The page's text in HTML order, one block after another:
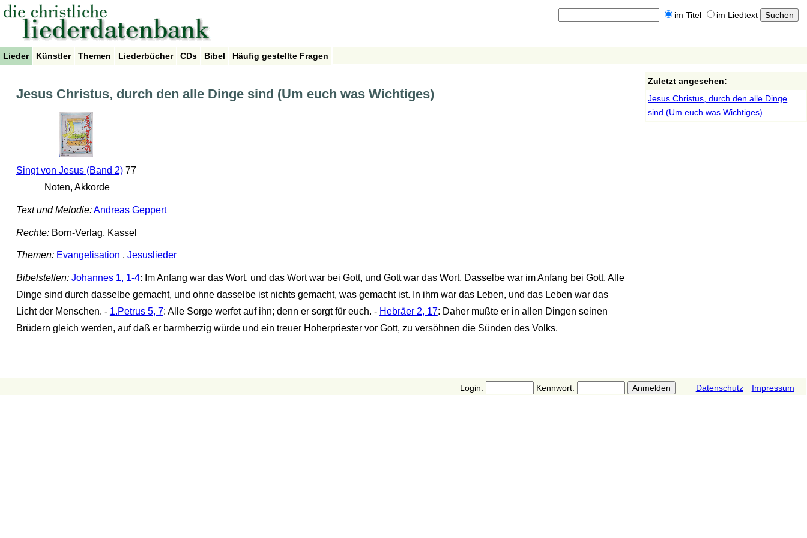
im Titel im Liedtext
Lieder Künstler Themen Liederbücher CDs Bibel Häufig gestellte Fragen
Jesus Christus, durch den alle Dinge sind (Um euch was Wichtiges)
Singt von Jesus (Band 2)77
Noten, Akkorde
Text und Melodie:Andreas Geppert
Rechte:Born-Verlag, Kassel
Themen: Evangelisation , Jesuslieder
Bibelstellen: Johannes 1, 1-4: Im Anfang war das Wort, und das Wort war bei Gott, und Gott war das Wort. Dasselbe war im Anfang bei Gott. Alle
Dinge sind durch dasselbe gemacht, und ohne dasselbe ist nichts gemacht, was gemacht ist. In ihm war das Leben, und das Leben war das
Licht der Menschen. - 1.Petrus 5, 7: Alle Sorge werfet auf ihn; denn er sorgt für euch. - Hebräer 2, 17: Daher mußte er in allen Dingen seinen
Brüdern gleich werden, auf daß er barmherzig würde und ein treuer Hoherpriester vor Gott, zu versöhnen die Sünden des Volks.
Zuletzt angesehen:
Jesus Christus, durch den alle Dinge
sind (Um euch was Wichtiges)
Login: Kennwort: Datenschutz Impressum